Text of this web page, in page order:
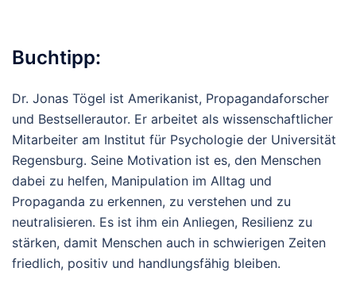
Buchtipp:
Dr. Jonas Tögel ist Amerikanist, Propagandaforscher
und Bestsellerautor. Er arbeitet als wissenschaftlicher
Mitarbeiter am Institut für Psychologie der Universität
Regensburg. Seine Motivation ist es, den Menschen
dabei zu helfen, Manipulation im Alltag und
Propaganda zu erkennen, zu verstehen und zu
neutralisieren. Es ist ihm ein Anliegen, Resilienz zu
stärken, damit Menschen auch in schwierigen Zeiten
friedlich, positiv und handlungsfähig bleiben.